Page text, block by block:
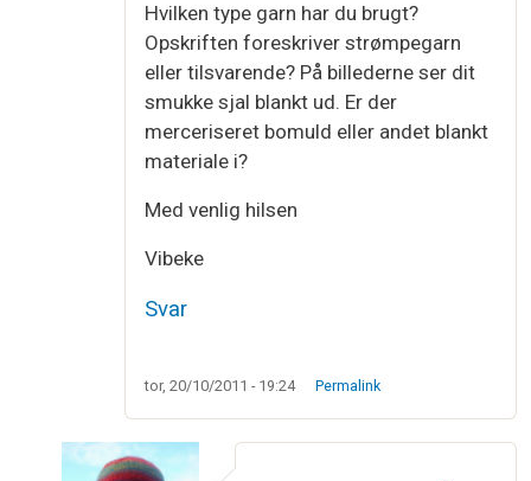
Hvilken type garn har du brugt?
Opskriften foreskriver strømpegarn
eller tilsvarende? På billederne ser dit
smukke sjal blankt ud. Er der
merceriseret bomuld eller andet blankt
materiale i?
Med venlig hilsen
Vibeke
Svar
tor, 20/10/2011 - 19:24 Permalink